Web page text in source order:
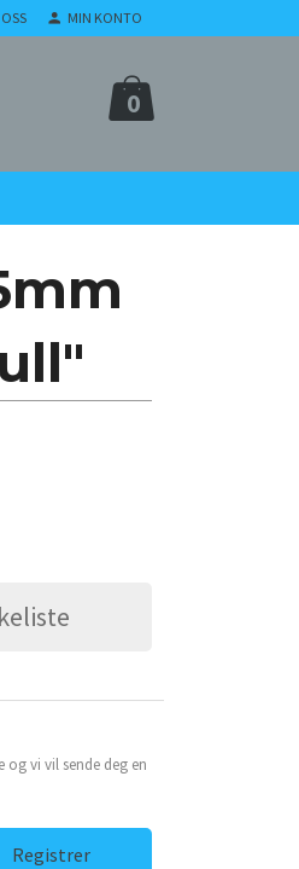
MIN KONTO
0
vi vil sende deg en
Registrer